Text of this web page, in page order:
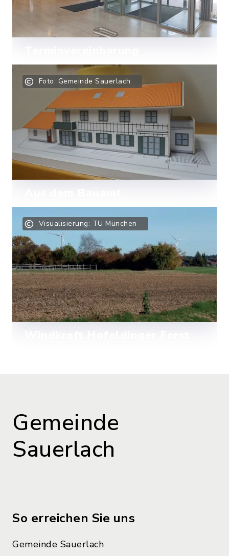
Für Ihr Anliegen bitten wir einen
Termin bei unseren Mitarbeitern zu
vereinbaren. Rufen Sie uns einfach an.
Mehr lesen
Foto: Gemeinde Sauerlach
Hier erfahren Sie alles zur aktuellen
Bauleitplanung.
Mehr lesen
Visualisierung: TU München
Gemeinde
Sauerlach
So erreichen Sie uns
Gemeinde Sauerlach